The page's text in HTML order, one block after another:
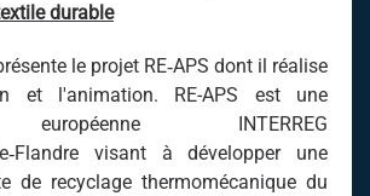
durable
le projet RE‑APS dont il réalise
et l'animation. RE-APS est une
INTERREG
visant à développer une
de recyclage thermomécanique du